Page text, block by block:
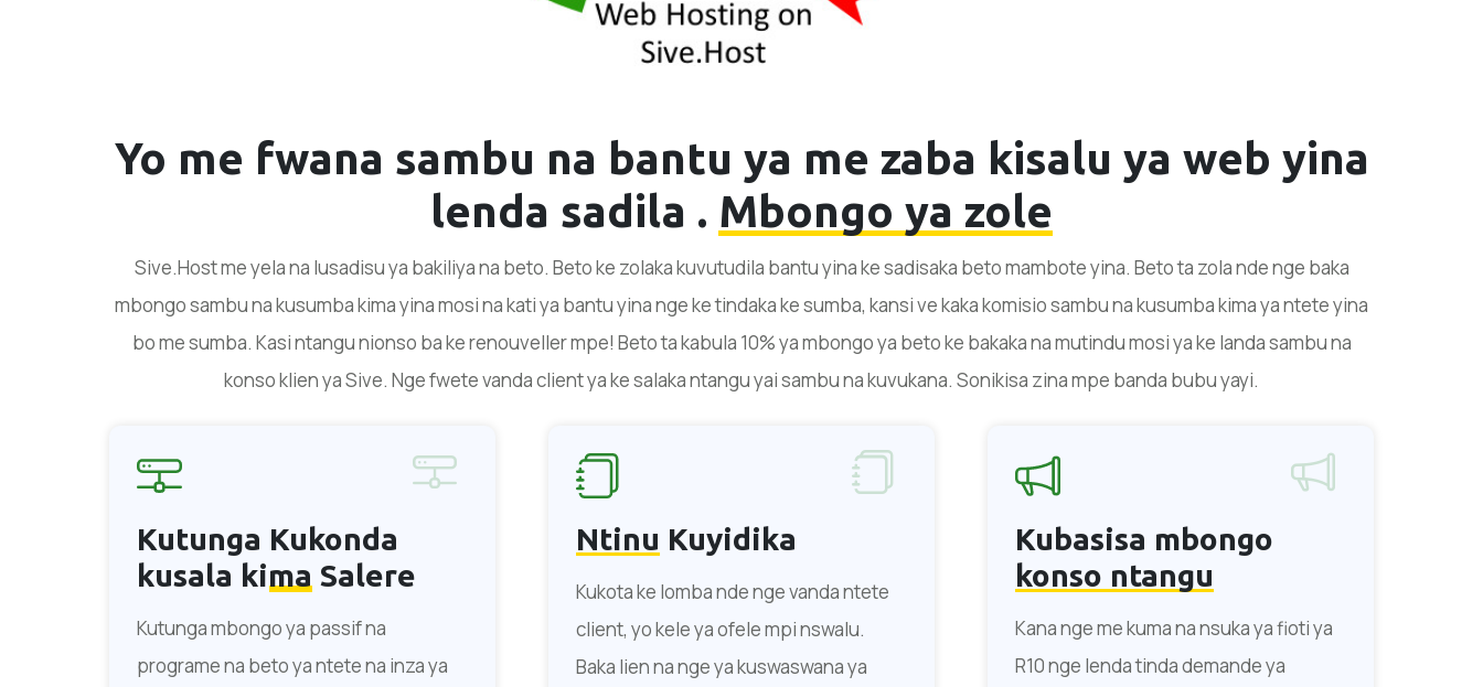
Yo me fwana sambu na bantu ya me zaba kisalu ya web yina
lenda sadila . Mbongo ya zole
Sive.Host me yela na lusadisu ya bakiliya na beto. Beto ke zolaka kuvutudila bantu yina ke sadisaka beto mambote yina. Beto ta zola nde nge baka
mbongo sambu na kusumba kima yina mosi na kati ya bantu yina nge ke tindaka ke sumba, kansi ve kaka komisio sambu na kusumba kima ya ntete yina
bo me sumba. Kasi ntangu nionso ba ke renouveller mpe! Beto ta kabula 10% ya mbongo ya beto ke bakaka na mutindu mosi ya ke landa sambu na
konso klien ya Sive. Nge fwete vanda client ya ke salaka ntangu yai sambu na kuvukana. Sonikisa zina mpe banda bubu yayi.
Kutunga Kukonda
kusala kima Salere
Kutunga mbongo ya passif na
programe na beto ya ntete na inza ya
Ntinu Kuyidika
Kukota ke lomba nde nge vanda ntete
client, yo kele ya ofele mpi nswalu.
Baka lien na nge ya kuswaswana ya
Kubasisa mbongo
konso ntangu
Kana nge me kuma na nsuka ya fioti ya
R10 nge lenda tinda demande ya